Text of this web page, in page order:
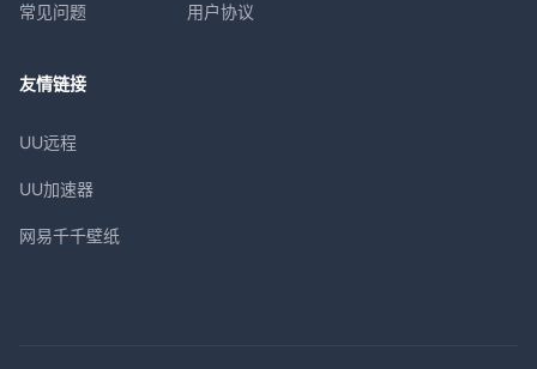
常见问题 用户协议
友情链接
UU远程
UU加速器
网易千千壁纸